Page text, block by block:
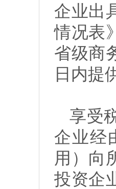
企业出
情况表
省级商
日内提
享受
企业经
用）向
投资企